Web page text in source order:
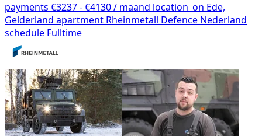
payments €3237 - €4130 / maand location_on Ede,
Gelderland apartment Rheinmetall Defence Nederland
schedule Fulltime